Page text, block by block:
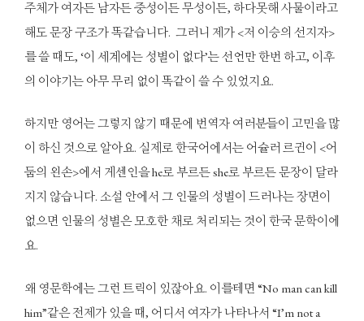
주체가 여자든 남자든 중성이든 무성이든, 하다못해 사물이라고
해도 문장 구조가 똑같습니다. 그러니 제가 <저 이승의 선지자>
를 쓸 때도, ‘이 세계에는 성별이 없다’는 선언만 한번 하고, 이후
의 이야기는 아무 무리 없이 똑같이 쓸 수 있었지요.
하지만 영어는 그렇지 않기 때문에 번역자 여러분들이 고민을 많
이 하신 것으로 알아요. 실제로 한국어에서는 어슐러 르귄이 <어
둠의 왼손>에서 게센인을 he로 부르든 she로 부르든 문장이 달라
지지 않습니다. 소설 안에서 그 인물의 성별이 드러나는 장면이
없으면 인물의 성별은 모호한 채로 처리되는 것이 한국 문학이에
요.
왜 영문학에는 그런 트릭이 있잖아요. 이를테면 “No man can kill
him”같은 전제가 있을 때, 어디서 여자가 나타나서 “I’m not a